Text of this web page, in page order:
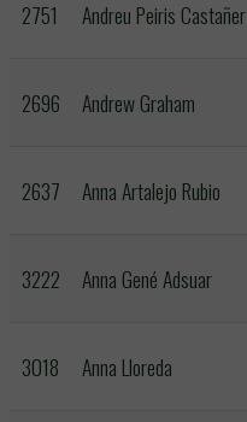
2751 Andreu Peiris Castañer
2696 Andrew Graham
2637 Anna Artalejo Rubio
3222 Anna Gené Adsuar
3018 Anna Lloreda